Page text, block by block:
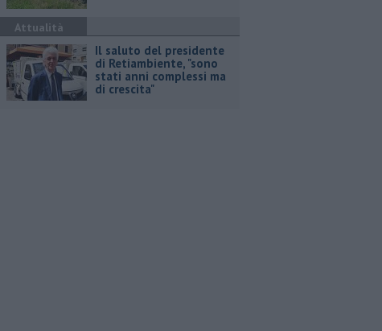
Attualità
Il saluto del presidente
di Retiambiente, "sono
stati anni complessi ma
di crescita"